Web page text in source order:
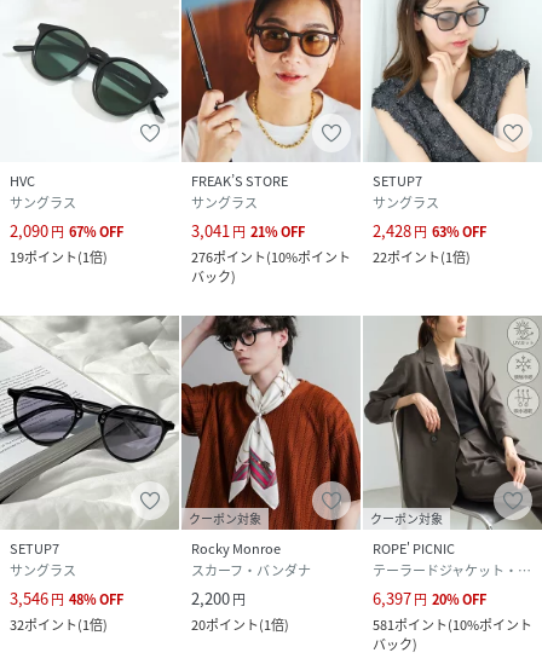
HVC
サングラス
2,090円 67%OFF
19ポイント(1倍)
FREAK’S STORE
サングラス
3,041 円 21%OFF
276ポイント(10%ポイント
バック)
SETUP7
サングラス
2,428円 63%OFF
22ポイント(1倍)
SETUP7
サングラス
3,546円 48%OFF
32ポイント(1倍)
クーポン対象
Rocky Monroe
スカーフ・バンダナ
2,200円
20ポイント(1倍)
クーポン対象
ROPE' PICNIC
テーラードジャケット・ブレザー
6,397円 20%OFF
581ポイント(10%ポイント
バック)